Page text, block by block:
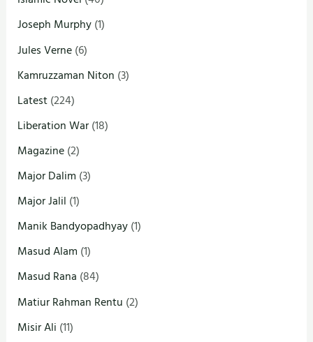
Joseph Murphy(1)
Jules Verne(6)
Kamruzzaman Niton (3)
Latest(224)
Liberation War(18)
Magazine(2)
Major Dalim (3)
Major Jalil (1)
Manik Bandyopadhyay(1)
Masud Alam (1)
Masud Rana (84)
Matiur Rahman Rentu (2)
Misir Ali (11)